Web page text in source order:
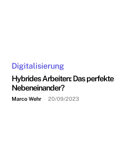
Digitalisierung
Hybrides Arbeiten: Das perfekte
Nebeneinander?
Marco Wehr - 20/09/2023